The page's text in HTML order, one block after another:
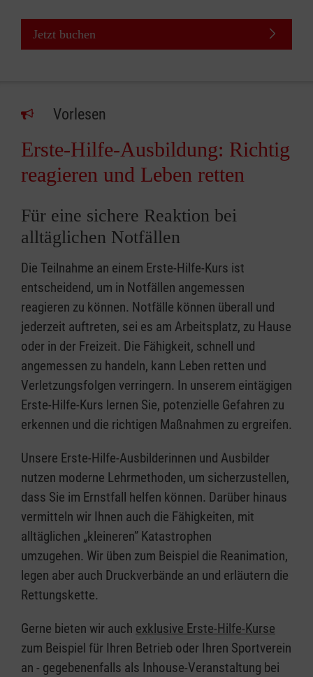
Jetzt buchen
Vorlesen
Erste-Hilfe-Ausbildung: Richtig
reagieren und Leben retten
Für eine sichere Reaktion bei
alltäglichen Notfällen
Die Teilnahme an einem Erste-Hilfe-Kurs ist
entscheidend, um in Notfällen angemessen
reagieren zu können. Notfälle können überall und
jederzeit auftreten, sei es am Arbeitsplatz, zu Hause
oder in der Freizeit. Die Fähigkeit, schnell und
angemessen zu handeln, kann Leben retten und
Verletzungsfolgen verringern. In unserem eintägigen
Erste-Hilfe-Kurs lernen Sie, potenzielle Gefahren zu
erkennen und die richtigen Maßnahmen zu ergreifen.
Unsere Erste-Hilfe-Ausbilderinnen und Ausbilder
nutzen moderne Lehrmethoden, um sicherzustellen,
dass Sie im Ernstfall helfen können. Darüber hinaus
vermitteln wir Ihnen auch die Fähigkeiten, mit
alltäglichen „kleineren” Katastrophen
umzugehen. Wir üben zum Beispiel die Reanimation,
legen aber auch Druckverbände an und erläutern die
Rettungskette.
Gerne bieten wir auch exklusive Erste-Hilfe-Kurse
zum Beispiel für Ihren Betrieb oder Ihren Sportverein
an - gegebenenfalls als Inhouse-Veranstaltung bei